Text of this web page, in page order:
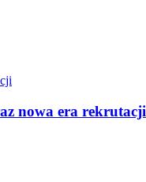
nowa era rekrutacji